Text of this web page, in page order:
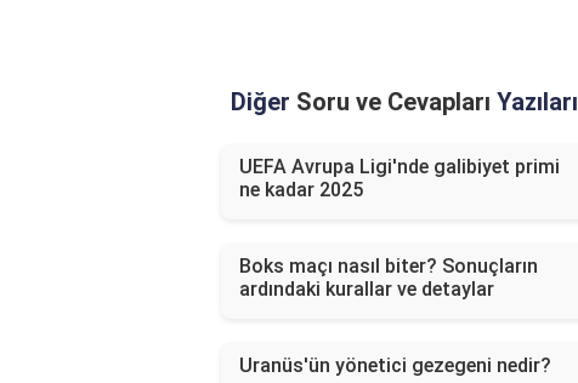
Diğer Soru ve Cevapları Yazıları
UEFA Avrupa Ligi'nde galibiyet primi
ne kadar 2025
Boks maçı nasıl biter? Sonuçların
ardındaki kurallar ve detaylar
Uranüs'ün yönetici gezegeni nedir?